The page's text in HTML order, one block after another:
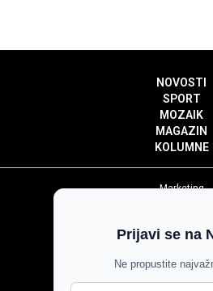
NOVOSTI
SPORT
MOZAIK
MAGAZIN
KOLUMNE
Marketing
Impressum
Pravila
Agroglas
Prijavi se na
Ne propustite